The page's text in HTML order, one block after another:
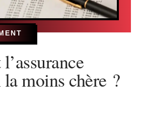
moins chère ?